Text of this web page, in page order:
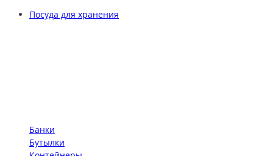
Посуда для хранения
Банки
Бутылки